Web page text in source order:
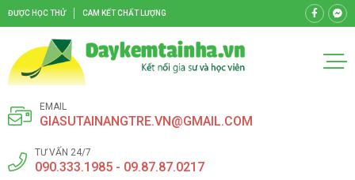
ĐƯỢC HỌC THỬ CAM KẾT CHẤT LƯỢNG
EMAIL
GIASUTAINANGTRE.VN@GMAIL.COM
TƯ VẤN 24/7
090.333.1985 - 09.87.87.0217